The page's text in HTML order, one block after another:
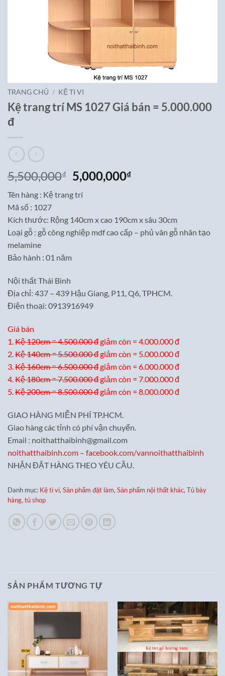
TRANG CHỦ / KỆ TI VI
Kệ trang trí MS 1027 Giá bán = 5.000.000
đ
5,500,000₫
Giá
gốc
là:
5,000,000₫Giá
5,000,000₫.
Tên hàng : Kệ trang trí
Mã số : 1027
Kích thước: Rộng 140cm x cao 190cm x sâu 30cm
Loại gỗ : gỗ công nghiệp mdf cao cấp – phủ vân gỗ nhân tạo
melamine
Bảo hành : 01 năm
Nội thất Thái Bình
Địa chỉ: 437 – 439 Hậu Giang, P11, Q6, TPHCM.
Điện thoại: 0913916949
Giá bán
1.Kệ 120cm = 4.500.000 đgiảm còn = 4.000.000 đ
2.Kệ 140cm = 5.500.000 đgiảm còn = 5.000.000 đ
3.Kệ 160cm = 6.500.000 đgiảm còn = 6.000.000 đ
4.Kệ 180cm = 7.500.000 đgiảm còn = 7.000.000 đ
5.Kệ 200cm = 8.500.000 đgiảm còn = 8.000.000 đ
GIAO HÀNG MIỄN PHÍ TP.HCM.
Giao hàng các tỉnh có phí vận chuyển.
Email : noithatthaibinh@gmail.com
noithatthaibinh.com – facebook.com/vannoithatthaibinh
NHẬN ĐẶT HÀNG THEO YÊU CẦU.
Danh mục: Kệ ti vi, Sản phẩm đặt làm, Sản phẩm nội thất khác, Tủ bày
hàng, tủ shop
SẢN PHẨM TƯƠNG TỰ